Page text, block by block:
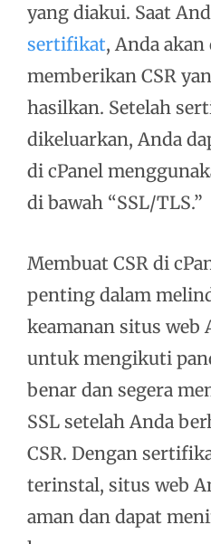
yang diakui. Saat
sertifikat, Anda
memberikan CSR
hasilkan. Setelah
dikeluarkan, Anda
di cPanel
di bawah “SSL/TLS.”
Membuat CSR di
penting dalam
keamanan situs web
untuk mengikuti
benar dan segera
SSL setelah Anda
CSR. Dengan
terinstal, situs web
aman dan dapat